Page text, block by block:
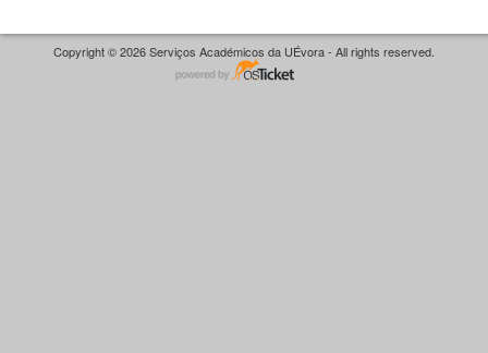
Copyright © 2026 Serviços Académicos da UÉvora - All rights reserved.